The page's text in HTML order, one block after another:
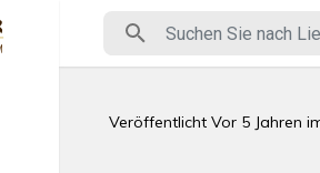
Veröffentlicht Vor 5 Jahren